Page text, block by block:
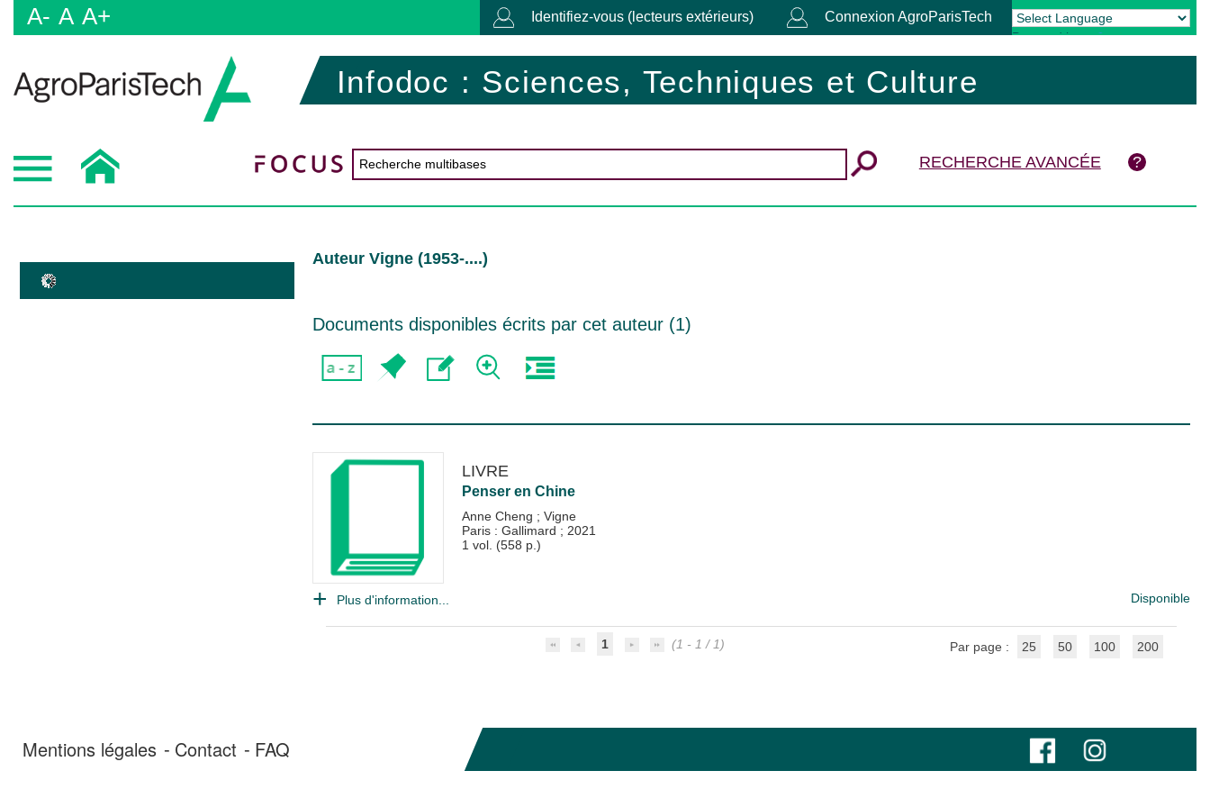
A- A A+ Identifiez-vous (lecteurs extérieurs) Connexion AgroParisTech
Powered by Translate
Infodoc : Sciences, Techniques et Culture
RECHERCHE AVANCÉE
Auteur Vigne (1953-....)
Documents disponibles écrits par cet auteur (1)
LIVRE
Penser en Chine
Anne Cheng ; Vigne
Paris : Gallimard ; 2021
1 vol. (558 p.)
Plus d'information... Disponible
1 (1 - 1 / 1) Par page : 25 50 100 200
Mentions légales Contact FAQ